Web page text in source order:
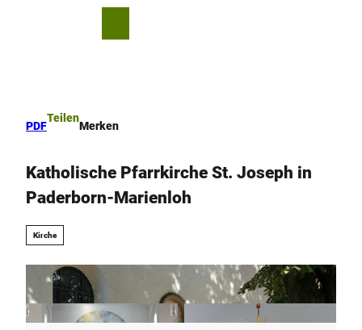
PDF
Teilen
Merken
Katholische Pfarrkirche St. Joseph in
Paderborn-Marienloh
Kirche